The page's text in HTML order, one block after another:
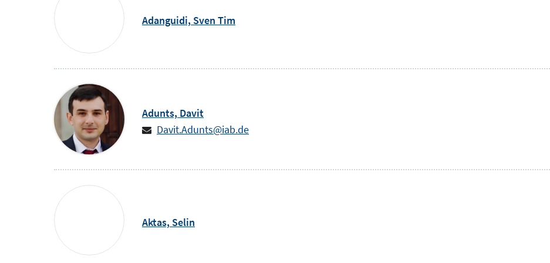
Adanguidi, Sven Tim
Adunts, Davit
Davit.Adunts@iab.de
Aktas, Selin